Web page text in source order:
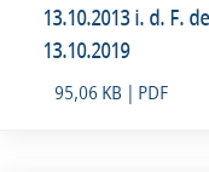
13.10.2013 i. d. F.
13.10.2019
95,06 KB | PDF